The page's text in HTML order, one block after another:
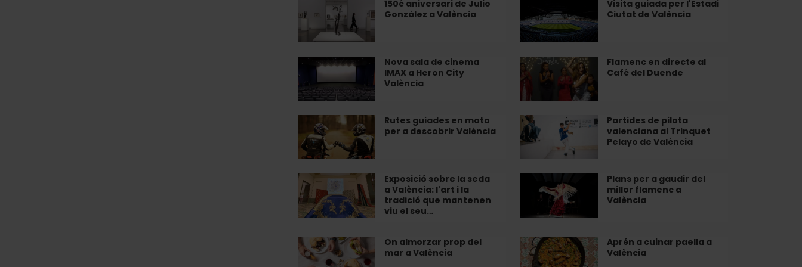
única
l’Almodí
València
València
150é aniversari de Julio
González a València
aniversari
González
a
València
Visita guiada per l'Estadi
Ciutat de València
guiada
per
Ciutat
de
València
Nova sala de cinema
IMAX a Heron City
València
Nova
sala
de
IMAX
Heron
City
València
Flamenc en directe al
Café del Duende
Flamenc
en
directe
Café
del
Duende
Rutes guiades en moto
per a descobrir València
Rutes
guiades
en
per
a
descobrir
València
Partides de pilota
valenciana al Trinquet
Pelayo de València
Partides
de
Trinquet
Pelayo
de
València
Exposició sobre la seda
a València: l'art i la
tradició que mantenen
viu el seu…
Exposició
sobre
la
a
València:
Plans per a gaudir del
millor flamenc a
València
del
millor
On almorzar prop del
mar a València
On
almorzar
Aprén a cuinar paella a
València
Aprén
a